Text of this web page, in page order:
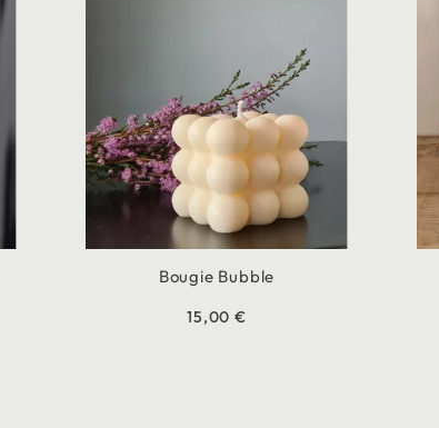
Bougie Bubble
15,00 €